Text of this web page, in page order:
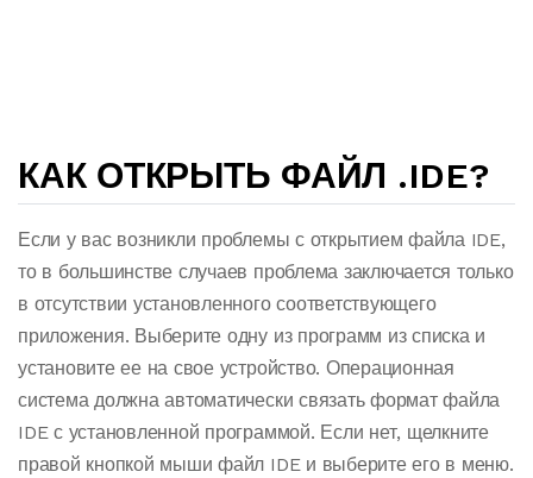
КАК ОТКРЫТЬ ФАЙЛ .IDE?
Если у вас возникли проблемы с открытием файла IDE,
то в большинстве случаев проблема заключается только
в отсутствии установленного соответствующего
приложения. Выберите одну из программ из списка и
установите ее на свое устройство. Операционная
система должна автоматически связать формат файла
IDE с установленной программой. Если нет, щелкните
правой кнопкой мыши файл IDE и выберите его в меню.